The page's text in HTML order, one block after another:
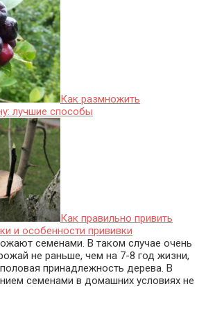
Как размножить
лучшие способы
Как правильно привить
и особенности прививки
семенами. В таком случае очень
не раньше, чем на 7-8 год жизни,
принадлежность дерева. В
семенами в домашних условиях не